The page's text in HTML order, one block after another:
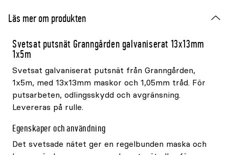
Läs mer om produkten
Svetsat putsnät Granngården galvaniserat 13x13mm
1x5m
Svetsat galvaniserat putsnät från Granngården,
1x5m, med 13x13mm maskor och 1,05mm tråd. För
putsarbeten, odlingsskydd och avgränsning.
Levereras på rulle.
Egenskaper och användning
Det svetsade nätet ger en regelbunden maska och